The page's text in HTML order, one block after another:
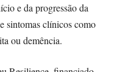
e da progressão da
sintomas clínicos como
ou demência.